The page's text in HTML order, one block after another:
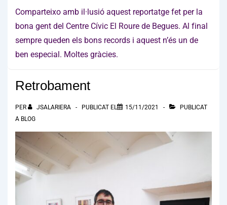
Comparteixo amb il·lusió aquest reportatge fet per la
bona gent del Centre Cívic El Roure de Begues. Al final
sempre queden els bons records i aquest n’és un de
ben especial. Moltes gràcies.
Retrobament
PER JSALARIERA PUBLICAT EL 15/11/2021
PUBLICAT
A BLOG